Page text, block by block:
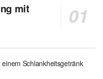
mit
Schlankheitsgetränk